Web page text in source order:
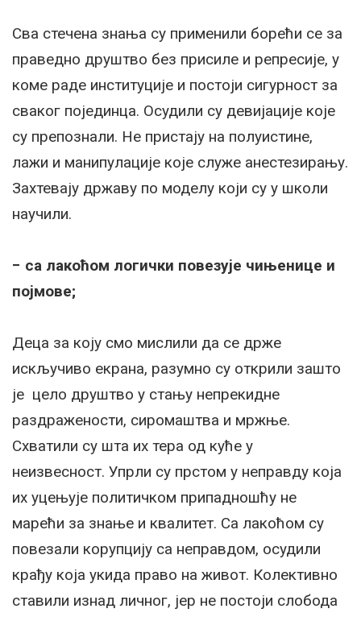
Сва стечена знања су применили борећи се за
праведно друштво без присиле и репресије, у
коме раде институције и постоји сигурност за
сваког појединца. Осудили су девијације које
су препознали. Не пристају на полуистине,
лажи и манипулације које служе анестезирању.
Захтевају државу по моделу који су у школи
научили.
− са лакоћом лoгички пoвeзуje чињeницe и
пojмoвe;
Деца за коју смо мислили да се држе
искључиво екрана, разумно су открили зашто
је цело друштво у стању непрекидне
раздражености, сиромаштва и мржње.
Схватили су шта их тера од куће у
неизвесност. Упрли су прстом у неправду која
их уцењује политичком припадношћу не
марећи за знање и квалитет. Са лакоћом су
повезали корупцију са неправдом, осудили
крађу која укида право на живот. Колективно
ставили изнад личног, јер не постоји слобода